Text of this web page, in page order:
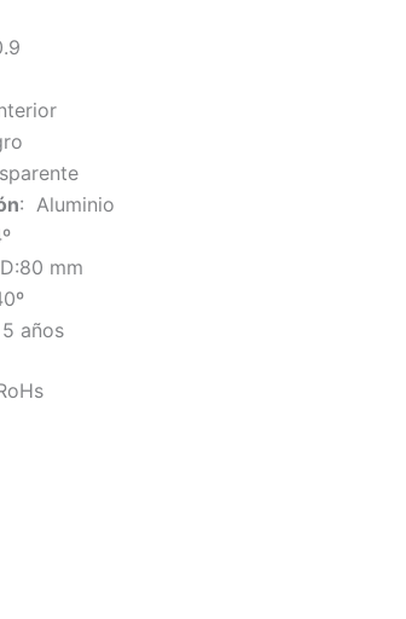
: Aluminio
mm
años